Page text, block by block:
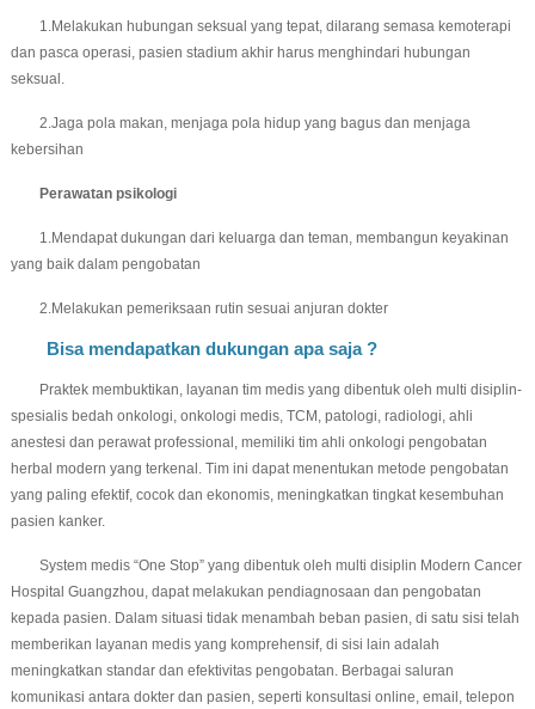
1.Melakukan hubungan seksual yang tepat, dilarang semasa kemoterapi
dan pasca operasi, pasien stadium akhir harus menghindari hubungan
seksual.
2.Jaga pola makan, menjaga pola hidup yang bagus dan menjaga
kebersihan
Perawatan psikologi
1.Mendapat dukungan dari keluarga dan teman, membangun keyakinan
yang baik dalam pengobatan
2.Melakukan pemeriksaan rutin sesuai anjuran dokter
Bisa mendapatkan dukungan apa saja ?
Praktek membuktikan, layanan tim medis yang dibentuk oleh multi disiplin-
spesialis bedah onkologi, onkologi medis, TCM, patologi, radiologi, ahli
anestesi dan perawat professional, memiliki tim ahli onkologi pengobatan
herbal modern yang terkenal. Tim ini dapat menentukan metode pengobatan
yang paling efektif, cocok dan ekonomis, meningkatkan tingkat kesembuhan
pasien kanker.
System medis “One Stop” yang dibentuk oleh multi disiplin Modern Cancer
Hospital Guangzhou, dapat melakukan pendiagnosaan dan pengobatan
kepada pasien. Dalam situasi tidak menambah beban pasien, di satu sisi telah
memberikan layanan medis yang komprehensif, di sisi lain adalah
meningkatkan standar dan efektivitas pengobatan. Berbagai saluran
komunikasi antara dokter dan pasien, seperti konsultasi online, email, telepon